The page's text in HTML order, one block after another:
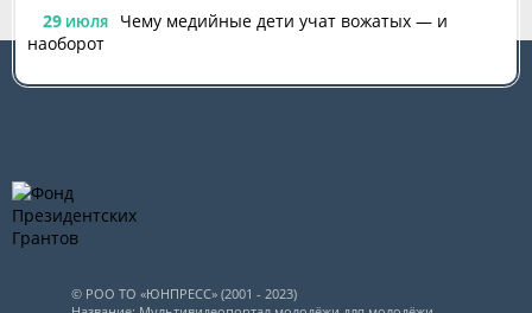
29 ИЮЛЯ
Чему медийные дети учат вожатых — и
наоборот
© РОО ТО «ЮНПРЕСС» (2001 - 2023)